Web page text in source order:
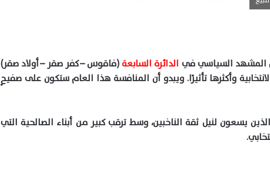
المشهد السياسي في الدائرة السابعة(فاقوس –كفر صقر –أولاد صقر)
وأكثرها تأثيرًا. ويبدو أن المنافسة هذا العام ستكون على صفيحٍ
يسعون لنيل ثقة الناخبين، وسط ترقب كبير من أبناء الصالحية التي